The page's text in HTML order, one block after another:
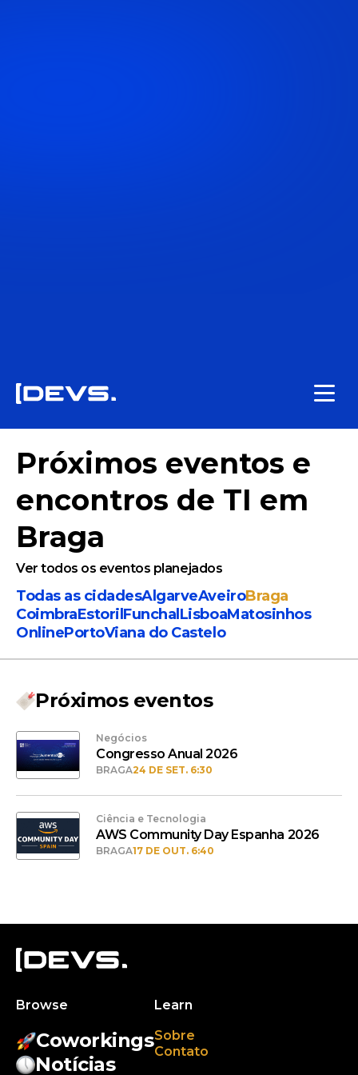
Próximos eventos e
encontros de TI em
Braga
Ver todos os eventos planejados
Todas as cidadesAlgarveAveiroBraga
CoimbraEstoril Funchal LisboaMatosinhos
OnlinePortoViana do Castelo
Próximos eventos
Negócios
Congresso Anual 2026
BRAGA24 DE SET. 6:30
Ciência e Tecnologia
AWS Community Day Espanha 2026
BRAGA17 DE OUT. 6:40
Browse
Coworkings
Notícias
Learn
Sobre
Contato